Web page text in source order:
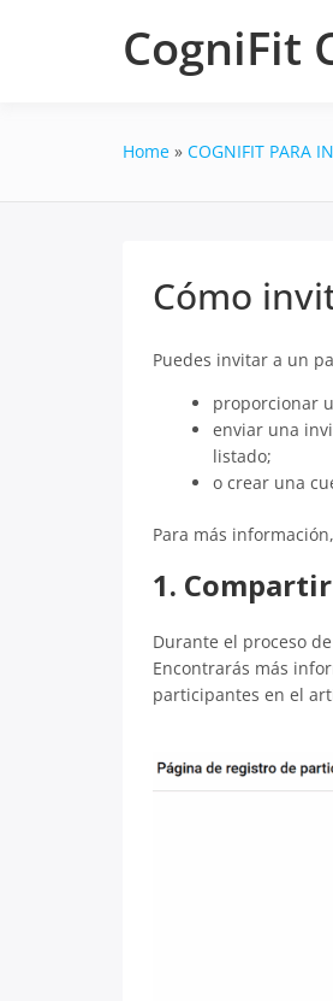
CogniFit
Home COGNIFIT PARA
Cómo
Puedes invitar a un
proporcionar
enviar una
listado;
o crear una
Para más
1.
Durante el proceso
Encontrarás más
participantes en el